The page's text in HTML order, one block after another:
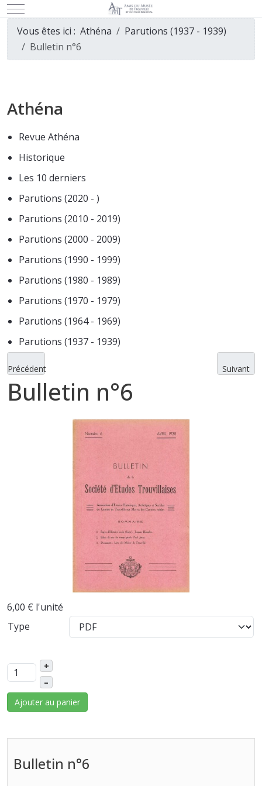
Mobile Menu Toggle
Vous êtes ici : Athéna
Parutions (1937 - 1939)
Bulletin n°6
Athéna
Revue Athéna
Historique
Les 10 derniers
Parutions (2020 - )
Parutions (2010 - 2019)
Parutions (2000 - 2009)
Parutions (1990 - 1999)
Parutions (1980 - 1989)
Parutions (1970 - 1979)
Parutions (1964 - 1969)
Parutions (1937 - 1939)
Précédent Suivant
Bulletin n°6
6,00 € l'unité
Type
+
–
Ajouter au panier
Bulletin n°6